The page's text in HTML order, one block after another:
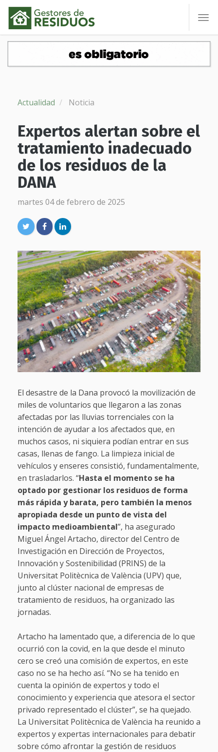
Actualidad Noticia
Expertos alertan sobre el
tratamiento inadecuado
de los residuos de la
DANA
martes 04 de febrero de 2025
El desastre de la Dana provocó la movilización de
miles de voluntarios que llegaron a las zonas
afectadas por las lluvias torrenciales con la
intención de ayudar a los afectados que, en
muchos casos, ni siquiera podían entrar en sus
casas, llenas de fango. La limpieza inicial de
vehículos y enseres consistió, fundamentalmente,
en trasladarlos. “Hasta el momento se ha
optado por gestionar los residuos de forma
más rápida y barata, pero también la menos
apropiada desde un punto de vista del
impacto medioambiental”, ha asegurado
Miguel Ángel Artacho, director del Centro de
Investigación en Dirección de Proyectos,
Innovación y Sostenibilidad (PRINS) de la
Universitat Politècnica de València (UPV) que,
junto al clúster nacional de empresas de
tratamiento de residuos, ha organizado las
jornadas.
Artacho ha lamentado que, a diferencia de lo que
ocurrió con la covid, en la que desde el minuto
cero se creó una comisión de expertos, en este
caso no se ha hecho así. “No se ha tenido en
cuenta la opinión de expertos y todo el
conocimiento y experiencia que atesora el sector
privado representado el clúster”, se ha quejado.
La Universitat Politècnica de València ha reunido a
expertos y expertas internacionales para debatir
sobre cómo afrontar la gestión de residuos